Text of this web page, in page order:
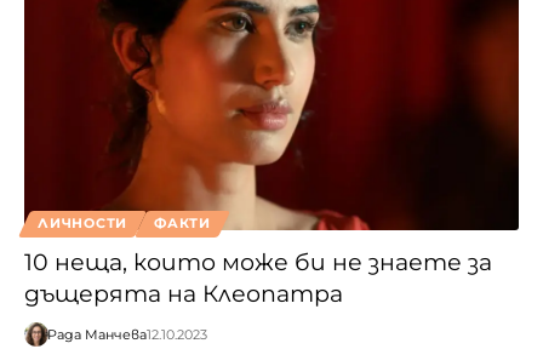
ЛИЧНОСТИ ФАКТИ
10 неща, които може би не знаете за
дъщерята на Клеопатра
Рада Манчева12.10.2023